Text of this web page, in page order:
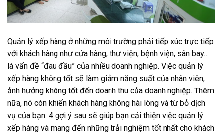
Quản lý xếp hàng ở những môi trường phải tiếp xúc trực tiếp
với khách hàng như cửa hàng, thư viện, bệnh viện, sân bay…
là vấn đề “đau đầu” của nhiều doanh nghiệp. Việc quản lý
xếp hàng không tốt sẽ làm giảm năng suất của nhân viên,
ảnh hưởng không tốt đến doanh thu của doanh nghiệp. Thêm
nữa, nó còn khiến khách hàng không hài lòng và từ bỏ dịch
vụ của bạn. 4 gợi ý sau sẽ giúp bạn cải thiện việc quản lý
xếp hàng và mang đến những trải nghiệm tốt nhất cho khách